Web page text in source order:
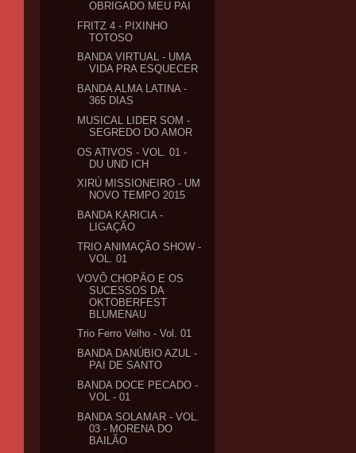
OBRIGADO MEU PAI
FRITZ 4 - PIXINHO
TOTOSO
BANDA VIRTUAL - UMA
VIDA PRA ESQUECER
BANDA ALMA LATINA -
365 DIAS
MUSICAL LIDER SOM -
SEGREDO DO AMOR
OS ATIVOS - VOL. 01 -
DU UND ICH
XIRÚ MISSIONEIRO - UM
NOVO TEMPO 2015
BANDA KARICIA -
LIGAÇÃO
TRIO ANIMAÇÃO SHOW -
VOL. 01
VOVÔ CHOPÃO E OS
SUCESSOS DA
OKTOBERFEST
BLUMENAU
Trio Ferro Velho - Vol. 01
BANDA DANÚBIO AZUL -
PAI DE SANTO
BANDA DOCE PECADO -
VOL - 01
BANDA SOLAMAR - VOL.
03 - MORENA DO
BAILÃO